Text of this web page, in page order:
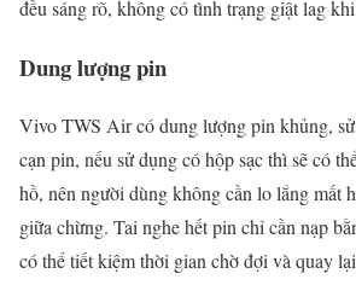
đều sáng rõ, không có tình trạng giật lag
Dung lượng pin
Vivo TWS Air có dung lượng pin khủng,
cạn pin, nếu sử dụng có hộp sạc thì sẽ có
hồ, nên người dùng không cần lo lắng mất
giữa chừng. Tai nghe hết pin chỉ cần nạp
có thể tiết kiệm thời gian chờ đợi và quay